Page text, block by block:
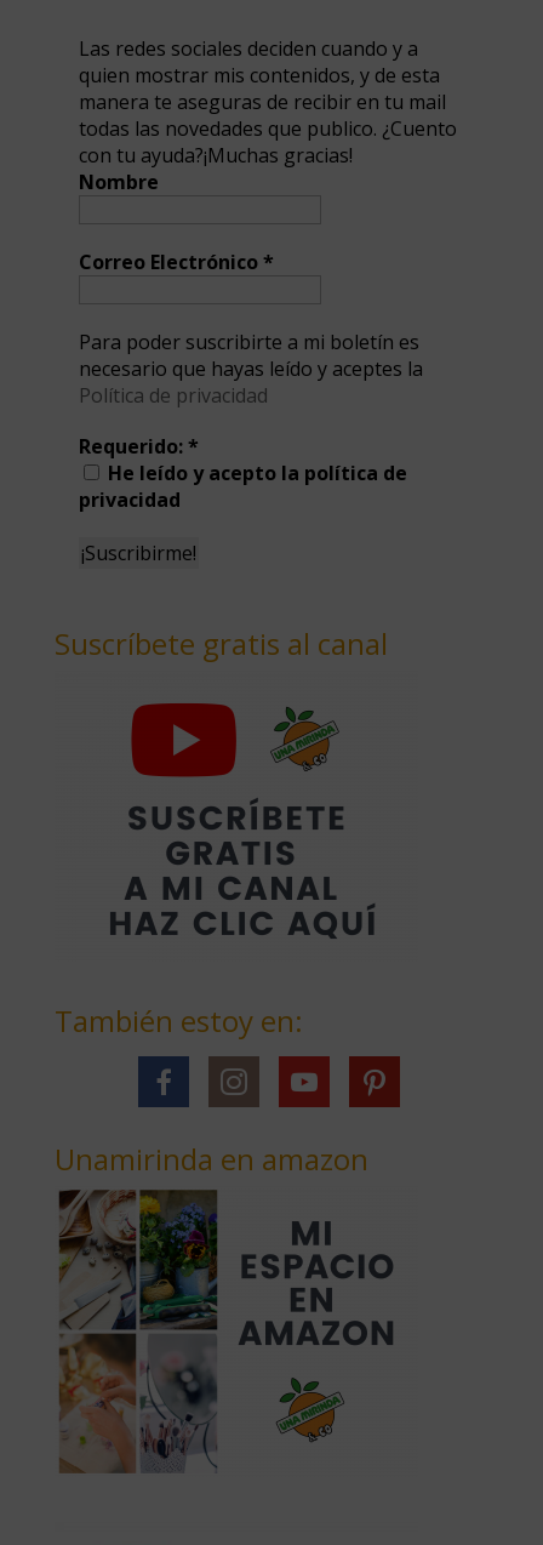
Las redes sociales deciden cuando y a
quien mostrar mis contenidos, y de esta
manera te aseguras de recibir en tu mail
todas las novedades que publico. ¿Cuento
con tu ayuda?¡Muchas gracias!
Nombre
Correo Electrónico*
Para poder suscribirte a mi boletín es
necesario que hayas leído y aceptes la
Política de privacidad
Requerido:*
He leído y acepto la política de
privacidad
Suscríbete gratis al canal
También estoy en:
Unamirinda en amazon